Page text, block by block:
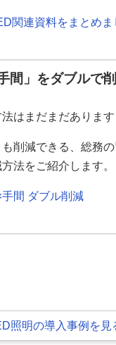
関連資料をまとめ
間」をダブルで
はまだまだありま
削減できる、総務
法をご紹介します。
間 ダブル削減
照明の導入事例を見